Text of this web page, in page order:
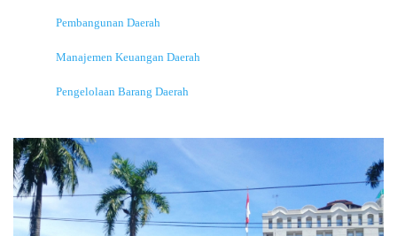
Pembangunan Daerah
Manajemen Keuangan Daerah
Pengelolaan Barang Daerah